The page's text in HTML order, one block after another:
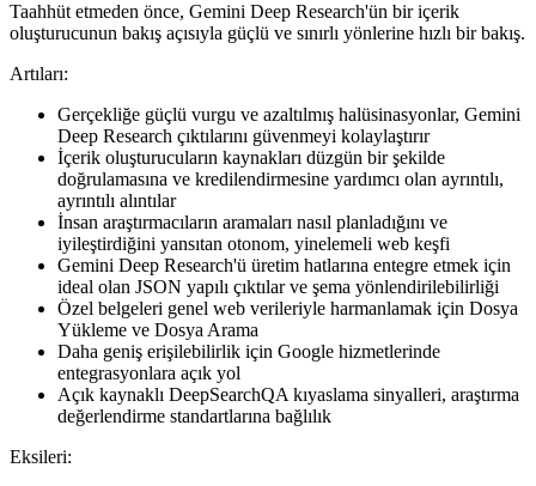
Taahhüt etmeden önce, Gemini Deep Research'ün bir içerik
oluşturucunun bakış açısıyla güçlü ve sınırlı yönlerine hızlı bir bakış.
Artıları:
Gerçekliğe güçlü vurgu ve azaltılmış halüsinasyonlar, Gemini
Deep Research çıktılarını güvenmeyi kolaylaştırır
İçerik oluşturucuların kaynakları düzgün bir şekilde
doğrulamasına ve kredilendirmesine yardımcı olan ayrıntılı,
ayrıntılı alıntılar
İnsan araştırmacıların aramaları nasıl planladığını ve
iyileştirdiğini yansıtan otonom, yinelemeli web keşfi
Gemini Deep Research'ü üretim hatlarına entegre etmek için
ideal olan JSON yapılı çıktılar ve şema yönlendirilebilirliği
Özel belgeleri genel web verileriyle harmanlamak için Dosya
Yükleme ve Dosya Arama
Daha geniş erişilebilirlik için Google hizmetlerinde
entegrasyonlara açık yol
Açık kaynaklı DeepSearchQA kıyaslama sinyalleri, araştırma
değerlendirme standartlarına bağlılık
Eksileri: